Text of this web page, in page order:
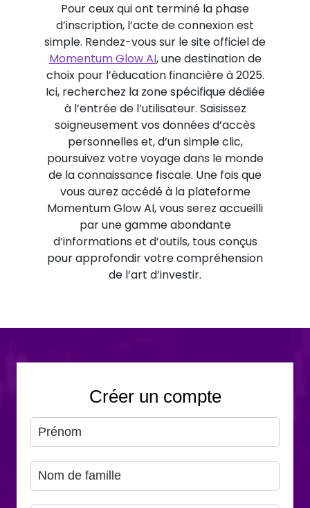
Pour ceux qui ont terminé la phase
d’inscription, l’acte de connexion est
simple. Rendez-vous sur le site officiel de
Momentum Glow AI, une destination de
choix pour l’éducation financière à 2025.
Ici, recherchez la zone spécifique dédiée
à l’entrée de l’utilisateur. Saisissez
soigneusement vos données d’accès
personnelles et, d’un simple clic,
poursuivez votre voyage dans le monde
de la connaissance fiscale. Une fois que
vous aurez accédé à la plateforme
Momentum Glow AI, vous serez accueilli
par une gamme abondante
d’informations et d’outils, tous conçus
pour approfondir votre compréhension
de l’art d’investir.